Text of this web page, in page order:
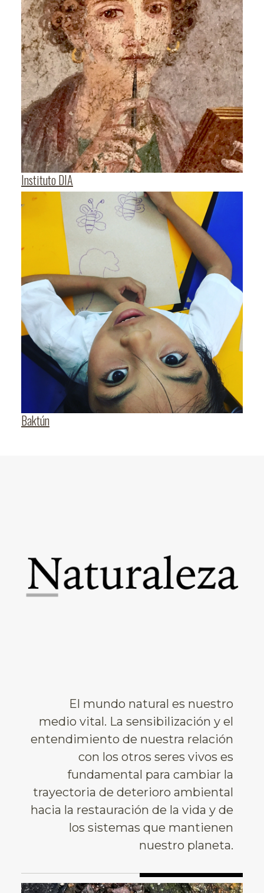
Instituto DIA
Baktún
El mundo natural es nuestro
medio vital. La sensibilización y el
entendimiento de nuestra relación
con los otros seres vivos es
fundamental para cambiar la
trayectoria de deterioro ambiental
hacia la restauración de la vida y de
los sistemas que mantienen
nuestro planeta.